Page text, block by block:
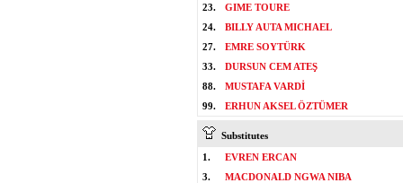
23.
GIME TOURE
24.
BILLY AUTA MICHAEL
27.
EMRE SOYTÜRK
33.
DURSUN CEM ATEŞ
88.
MUSTAFA VARDİ
99.
ERHUN AKSEL ÖZTÜMER
Substitutes
1.
EVREN ERCAN
3.
MACDONALD NGWA NIBA